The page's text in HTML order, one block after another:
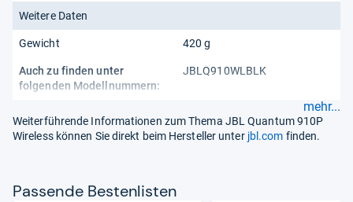
Weitere Daten
Gewicht 420 g
Auch zu finden unter
folgenden Modellnummern:
JBLQ910WLBLK
mehr...
Weiterführende Informationen zum Thema JBL Quantum 910P
Wireless können Sie direkt beim Hersteller unter jbl.com finden.
Pas­sende Bes­ten­lis­ten